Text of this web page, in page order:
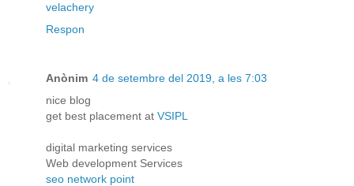
velachery
Respon
Anònim 4 de setembre del 2019, a les 7:03
nice blog
get best placement at VSIPL
digital marketing services
Web development Services
seo network point